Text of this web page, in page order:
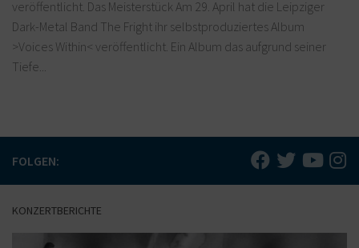
veröffentlicht. Das Meisterstück Am 29. April hat die Leipziger
Dark-Metal Band The Fright ihr selbstproduziertes Album
>Voices Within< veröffentlicht. Ein Album das aufgrund seiner
Tiefe...
FOLGEN:
KONZERTBERICHTE